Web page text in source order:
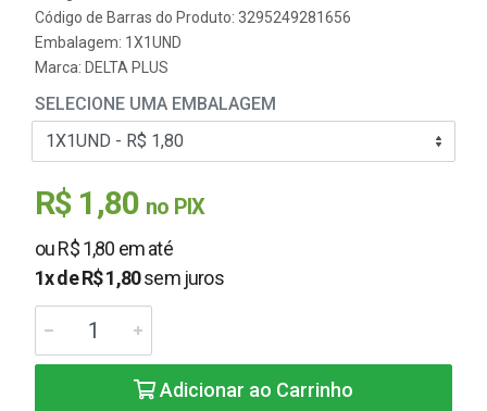
Código de Barras do Produto: 3295249281656
Embalagem: 1X1UND
Marca: DELTA PLUS
SELECIONE UMA EMBALAGEM
R$ 1,80 no PIX
ou R$ 1,80 em até
1x de R$ 1,80sem juros
Adicionar ao Carrinho